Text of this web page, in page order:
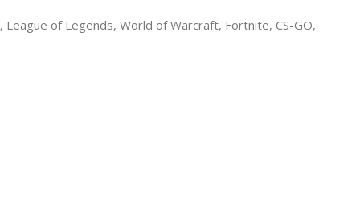
League of Legends, World of Warcraft, Fortnite, CS-GO,